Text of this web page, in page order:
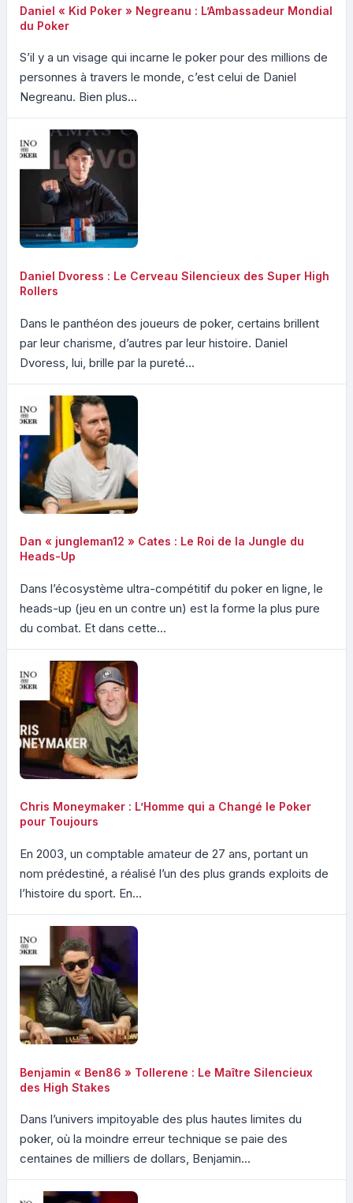
Daniel « Kid Poker » Negreanu : L’Ambassadeur Mondial
du Poker
S’il y a un visage qui incarne le poker pour des millions de
personnes à travers le monde, c’est celui de Daniel
Negreanu. Bien plus...
Daniel Dvoress : Le Cerveau Silencieux des Super High
Rollers
Dans le panthéon des joueurs de poker, certains brillent
par leur charisme, d’autres par leur histoire. Daniel
Dvoress, lui, brille par la pureté...
Dan « jungleman12 » Cates : Le Roi de la Jungle du
Heads-Up
Dans l’écosystème ultra-compétitif du poker en ligne, le
heads-up (jeu en un contre un) est la forme la plus pure
du combat. Et dans cette...
Chris Moneymaker : L’Homme qui a Changé le Poker
pour Toujours
En 2003, un comptable amateur de 27 ans, portant un
nom prédestiné, a réalisé l’un des plus grands exploits de
l’histoire du sport. En...
Benjamin « Ben86 » Tollerene : Le Maître Silencieux
des High Stakes
Dans l’univers impitoyable des plus hautes limites du
poker, où la moindre erreur technique se paie des
centaines de milliers de dollars, Benjamin...